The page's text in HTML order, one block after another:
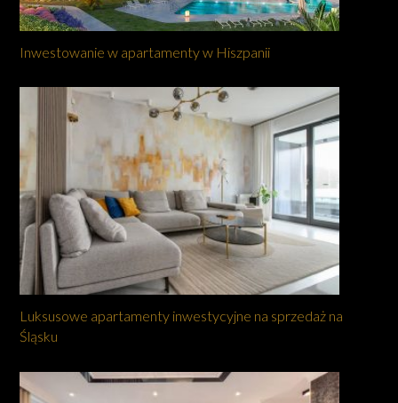
Inwestowanie w apartamenty w Hiszpanii
Luksusowe apartamenty inwestycyjne na sprzedaż na
Śląsku